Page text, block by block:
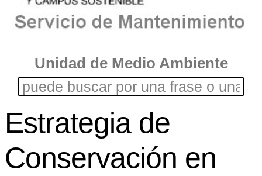
Unidad de Medio Ambiente
Estrategia de
Conservación en